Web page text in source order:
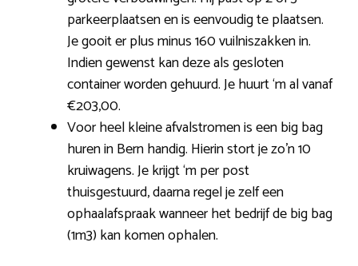
parkeerplaatsen en is eenvoudig te plaatsen.
Je gooit er plus minus 160 vuilniszakken in.
Indien gewenst kan deze als gesloten
container worden gehuurd. Je huurt ‘m al vanaf
€203,00.
Voor heel kleine afvalstromen is een big bag
huren in Bern handig. Hierin stort je zo’n 10
kruiwagens. Je krijgt ‘m per post
thuisgestuurd, daarna regel je zelf een
ophaalafspraak wanneer het bedrijf de big bag
(1m3) kan komen ophalen.